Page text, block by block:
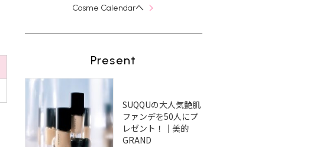
Cosme Calendarへ
Present
SUQQUの大人気艶肌
ファンデを50人にプ
レゼント！｜美的
GRAND